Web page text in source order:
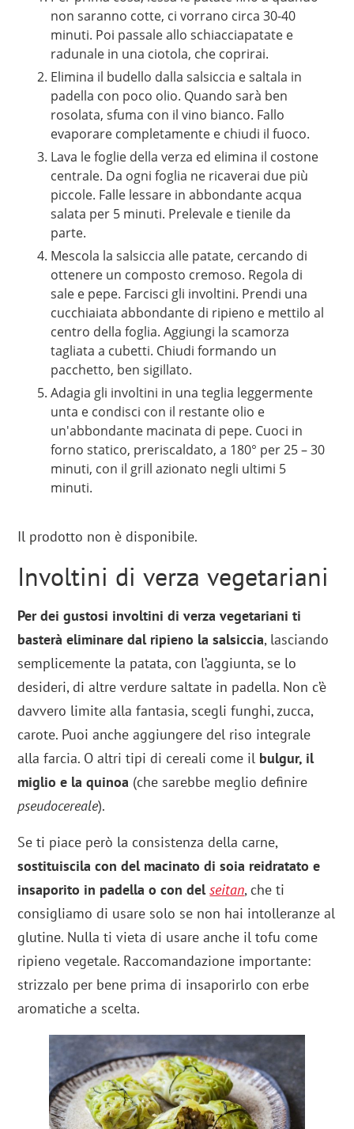
non saranno cotte, ci vorrano circa 30-40
minuti. Poi passale allo schiacciapatate e
radunale in una ciotola, che coprirai.
Elimina il budello dalla salsiccia e saltala in
padella con poco olio. Quando sarà ben
rosolata, sfuma con il vino bianco. Fallo
evaporare completamente e chiudi il fuoco.
Lava le foglie della verza ed elimina il costone
centrale. Da ogni foglia ne ricaverai due più
piccole. Falle lessare in abbondante acqua
salata per 5 minuti. Prelevale e tienile da
parte.
Mescola la salsiccia alle patate, cercando di
ottenere un composto cremoso. Regola di
sale e pepe. Farcisci gli involtini. Prendi una
cucchiaiata abbondante di ripieno e mettilo al
centro della foglia. Aggiungi la scamorza
tagliata a cubetti. Chiudi formando un
pacchetto, ben sigillato.
Adagia gli involtini in una teglia leggermente
unta e condisci con il restante olio e
un'abbondante macinata di pepe. Cuoci in
forno statico, preriscaldato, a 180° per 25 – 30
minuti, con il grill azionato negli ultimi 5
minuti.
Il prodotto non è disponibile.
Involtini di verza vegetariani
Per dei gustosi involtini di verza vegetariani ti
basterà eliminare dal ripieno la salsiccia, lasciando
semplicemente la patata, con l’aggiunta, se lo
desideri, di altre verdure saltate in padella. Non c’è
davvero limite alla fantasia, scegli funghi, zucca,
carote. Puoi anche aggiungere del riso integrale
alla farcia. O altri tipi di cereali come il bulgur, il
miglio e la quinoa (che sarebbe meglio definire
pseudocereale).
Se ti piace però la consistenza della carne,
sostituiscila con del macinato di soia reidratato e
insaporito in padella o con delseitan, che ti
consigliamo di usare solo se non hai intolleranze al
glutine. Nulla ti vieta di usare anche il tofu come
ripieno vegetale. Raccomandazione importante:
strizzalo per bene prima di insaporirlo con erbe
aromatiche a scelta.